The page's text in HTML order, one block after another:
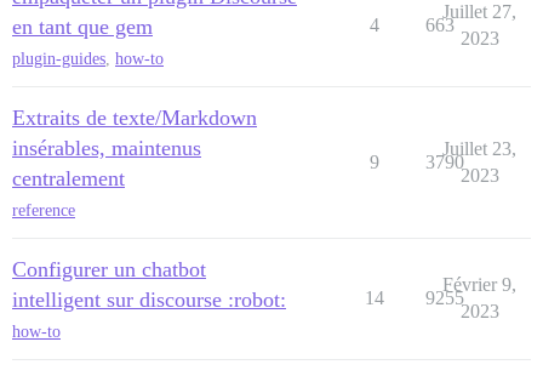
en tant que gem
plugin-guides, how-to
4 663
Juillet 27,
2023
Extraits de texte/Markdown
insérables, maintenus
centralement
reference
9 3790
Juillet 23,
2023
Configurer un chatbot
intelligent sur discourse :robot:
how-to
14 9255
Février 9,
2023